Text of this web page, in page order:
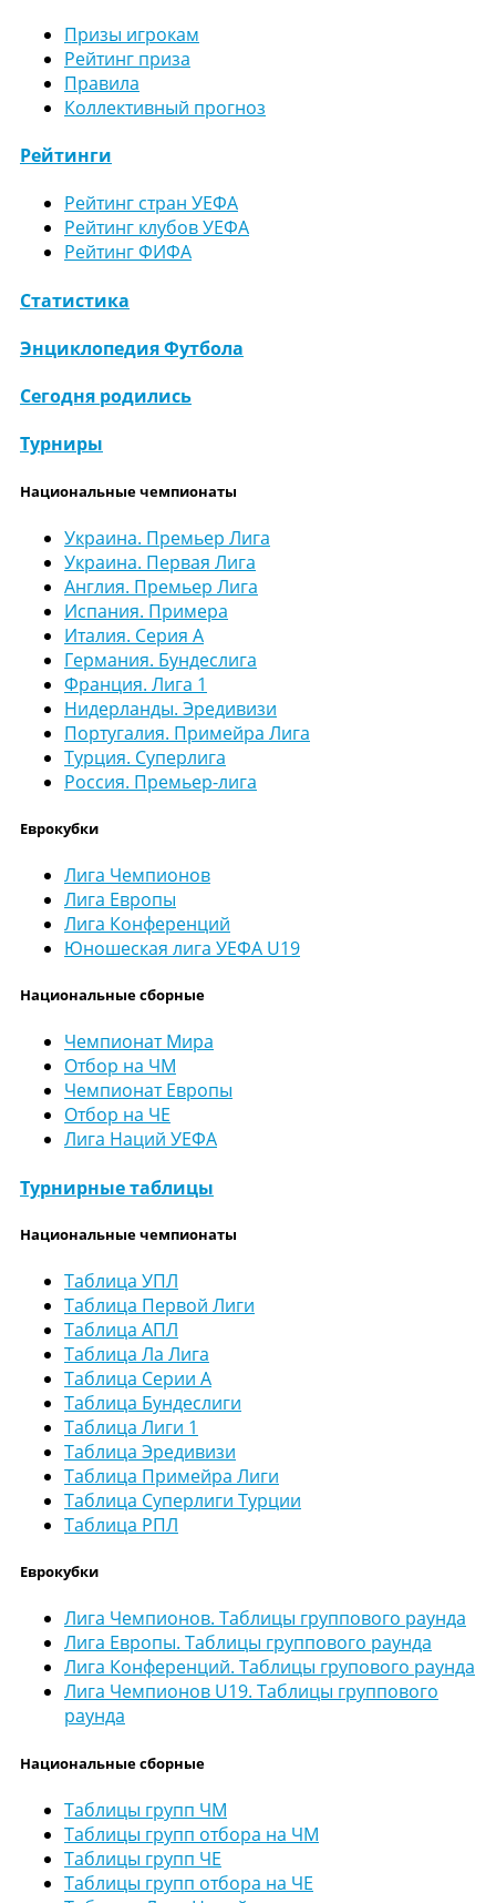
Призы игрокам
Рейтинг приза
Правила
Коллективный прогноз
Рейтинги
Рейтинг стран УЕФА
Рейтинг клубов УЕФА
Рейтинг ФИФА
Статистика
Энциклопедия Футбола
Сегодня родились
Турниры
Национальные чемпионаты
Украина. Премьер Лига
Украина. Первая Лига
Англия. Премьер Лига
Испания. Примера
Италия. Серия А
Германия. Бундеслига
Франция. Лига 1
Нидерланды. Эредивизи
Португалия. Примейра Лига
Турция. Суперлига
Россия. Премьер-лига
Еврокубки
Лига Чемпионов
Лига Европы
Лига Конференций
Юношеская лига УЕФА U19
Национальные сборные
Чемпионат Мира
Отбор на ЧМ
Чемпионат Европы
Отбор на ЧЕ
Лига Наций УЕФА
Турнирные таблицы
Национальные чемпионаты
Таблица УПЛ
Таблица Первой Лиги
Таблица АПЛ
Таблица Ла Лига
Таблица Серии А
Таблица Бундеслиги
Таблица Лиги 1
Таблица Эредивизи
Таблица Примейра Лиги
Таблица Суперлиги Турции
Таблица РПЛ
Еврокубки
Лига Чемпионов. Таблицы группового раунда
Лига Европы. Таблицы группового раунда
Лига Конференций. Таблицы групового раунда
Лига Чемпионов U19. Таблицы группового
раунда
Национальные сборные
Таблицы групп ЧМ
Таблицы групп отбора на ЧМ
Таблицы групп ЧЕ
Таблицы групп отбора на ЧЕ